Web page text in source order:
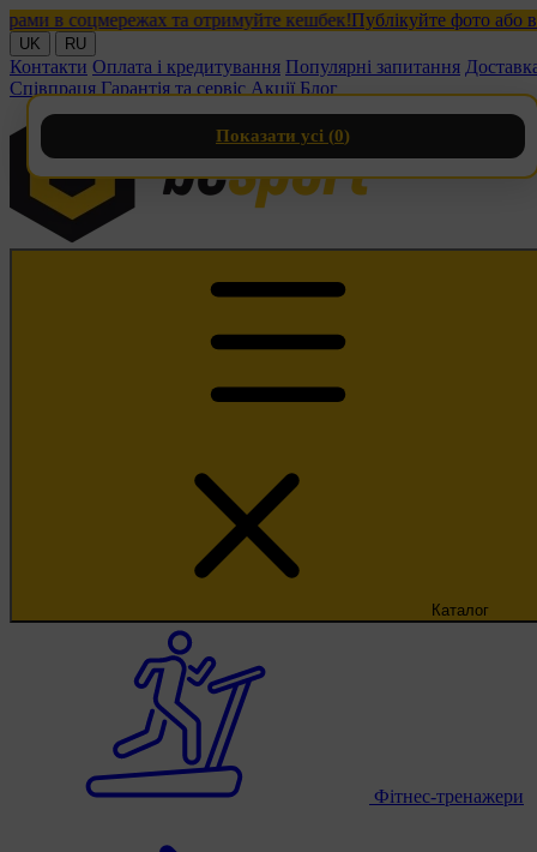
соцмережах та отримуйте кешбек!Публікуйте фото або
UK RU
Контакти Оплата і кредитування Популярні запитання
Співпраця Гарантія та сервіс Акції Блог
Каталог
Фітнес-тренажери
Показати усі (0)